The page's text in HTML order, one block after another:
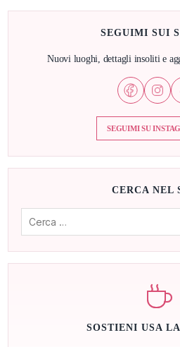
SEGUIMI SUI
Nuovi luoghi, dettagli insoliti e
SEGUIMI SU
CERCA NEL
SOSTIENI USA